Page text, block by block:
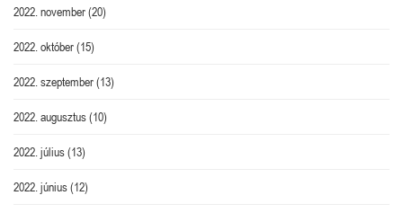
2022. november(20)
2022. október(15)
2022. szeptember(13)
2022. augusztus(10)
2022. július(13)
2022. június(12)